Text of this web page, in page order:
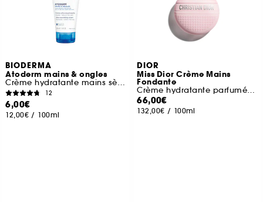
BIODERMA
Atoderm mains & ongles
Crème hydratante mains sèches abîmées
12
6,00€
12,00€ / 100ml
DIOR
Miss Dior Crème Mains
Fondante
Crème hydratante parfumée pour les mains
66,00€
132,00€ / 100ml